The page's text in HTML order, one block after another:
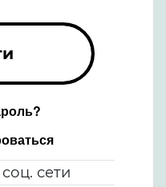
сети